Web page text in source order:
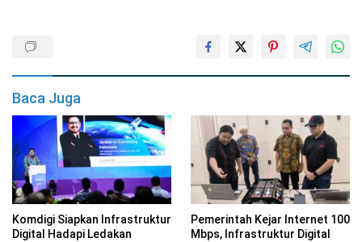
Baca Juga
Komdigi Siapkan Infrastruktur
Digital Hadapi Ledakan
Pemerintah Kejar Internet 100
Mbps, Infrastruktur Digital